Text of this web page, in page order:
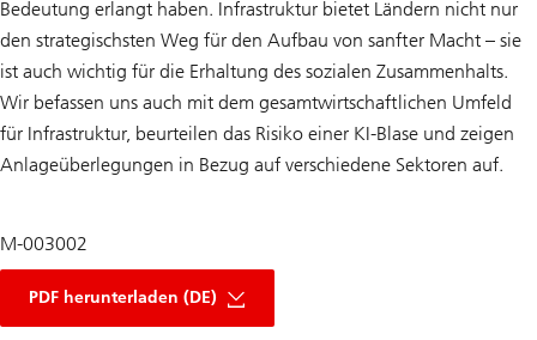
Bedeutung erlangt haben. Infrastruktur bietet Ländern nicht nur
den strategischsten Weg für den Aufbau von sanfter Macht – sie
ist auch wichtig für die Erhaltung des sozialen Zusammenhalts.
Wir befassen uns auch mit dem gesamtwirtschaftlichen Umfeld
für Infrastruktur, beurteilen das Risiko einer KI-Blase und zeigen
Anlageüberlegungen in Bezug auf verschiedene Sektoren auf.
M-003002
PDF herunterladen (DE)
2026